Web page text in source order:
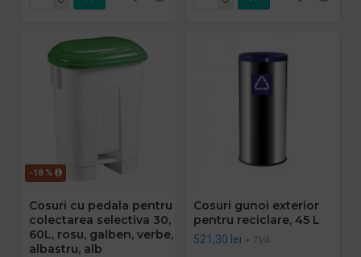
-18 %
Cosuri cu pedala pentru
colectarea selectiva 30,
60L, rosu, galben, verbe,
albastru, alb
Cosuri gunoi exterior
pentru reciclare, 45 L
521,30 lei + TVA